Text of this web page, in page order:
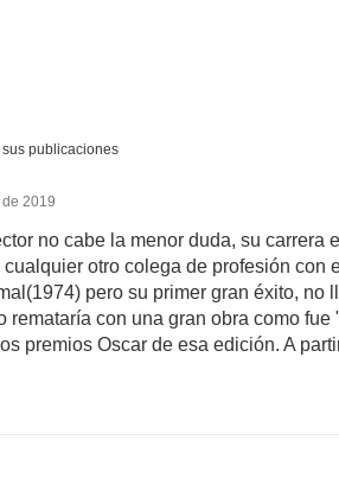
publicaciones
2019
no cabe la menor duda, su carrera
otro colega de profesión con
pero su primer gran éxito, no
remataría con una gran obra como fue
premios Oscar de esa edición. A